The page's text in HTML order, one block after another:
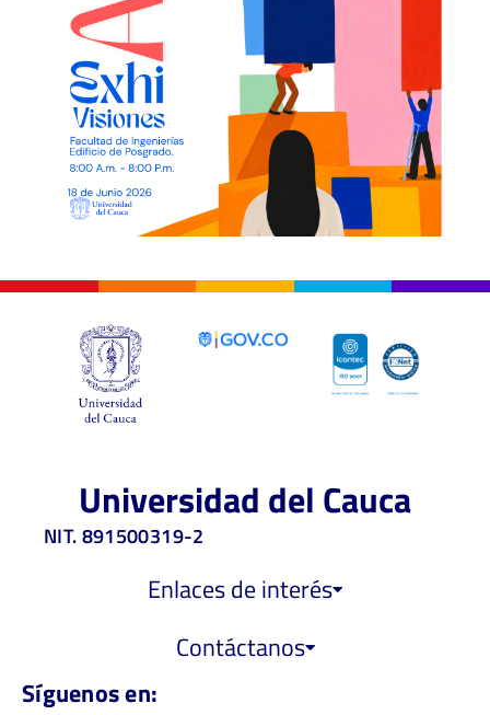
Universidad del Cauca
NIT. 891500319-2
Enlaces de interés
Contáctanos
Síguenos en: